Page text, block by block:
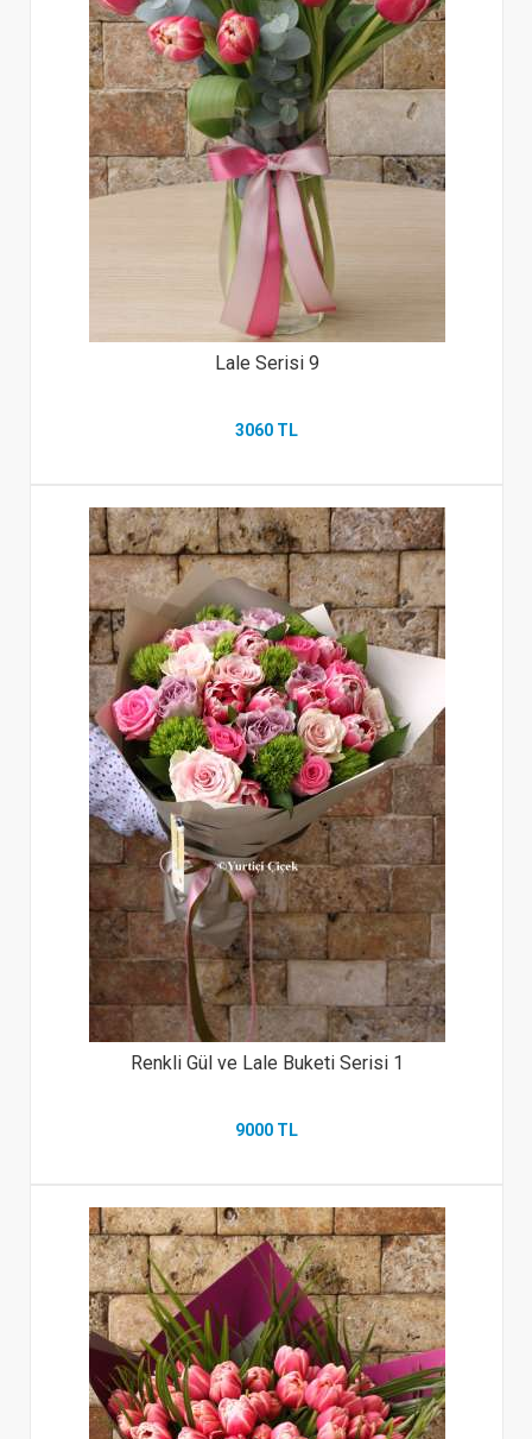
Lale Serisi 9
3060 TL
Renkli Gül ve Lale Buketi Serisi 1
9000 TL